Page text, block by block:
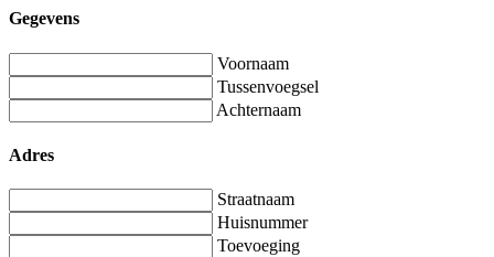
Gegevens
Voornaam
Tussenvoegsel
Achternaam
Adres
Straatnaam
Huisnummer
Toevoeging